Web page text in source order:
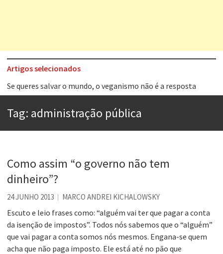
Artigos selecionados
Tem que filmar isso daí
Aprender a fracassar é o segredo do sucesso
Esse tal de Rock Gaúcho
Os causos de Jorge Luis Borges
Voto obrigatório é correto?
Se queres salvar o mundo, o veganismo não é a resposta
Tag: administração pública
Como assim “o governo não tem
dinheiro”?
24 JUNHO 2013 MARCO ANDREI KICHALOWSKY
Escuto e leio frases como: “alguém vai ter que pagar a conta
da isenção de impostos”. Todos nós sabemos que o “alguém”
que vai pagar a conta somos nós mesmos. Engana-se quem
acha que não paga imposto. Ele está até no pão que